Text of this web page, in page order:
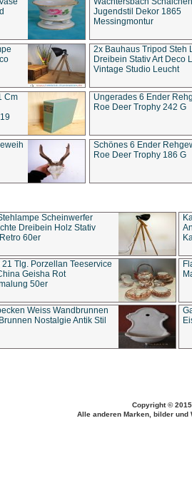
Jugendstil Dekor 1865
Messingmontur
2x Bauhaus Tripod Steh
Dreibein Stativ Art Deco
Vintage Studio Leucht
Cm
Ungerades 6 Ender
Roe Deer Trophy 242 G
Schönes 6 Ender
Roe Deer Trophy 186 G
Scheinwerfer
Dreibein Holz Stativ
60er
Tlg. Porzellan Teeservice
Geisha Rot
50er
Weiss Wandbrunnen
Nostalgie Antik Stil
Copyright ©
Alle anderen Marken, bilder und